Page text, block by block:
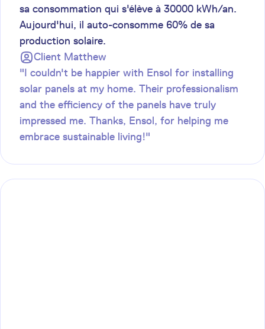
sa consommation qui s'élève à 30000 kWh/an.
Aujourd'hui, il auto-consomme 60% de sa
production solaire.
Client Matthew
"I couldn't be happier with Ensol for installing
solar panels at my home. Their professionalism
and the efficiency of the panels have truly
impressed me. Thanks, Ensol, for helping me
embrace sustainable living!"